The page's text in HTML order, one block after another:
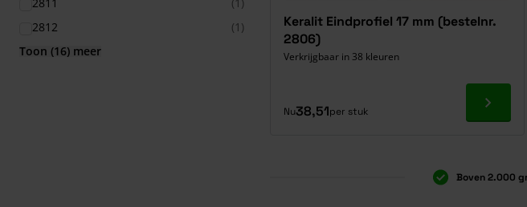
2812
(1)
Toon (16) meer
Keralit Eindprofiel 17 mm (bestelnr.
2806)
Verkrijgbaar in 38 kleuren
Nu38,51per stuk Ga
Boven 2.000